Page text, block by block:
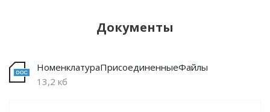
Документы
НоменклатураПрисоединенныеФайлы
13,2 кб